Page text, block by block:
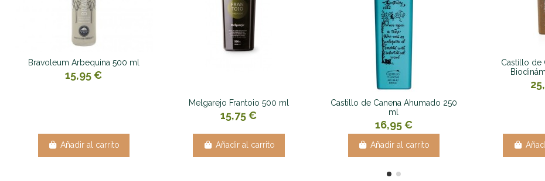
Bravoleum Arbequina 500 ml
15,95 €
Añadir al carrito
Melgarejo Frantoio 500 ml
15,75 €
Añadir al carrito
Castillo de Canena Ahumado 250
ml
16,95 €
Añadir al carrito
Castillo de